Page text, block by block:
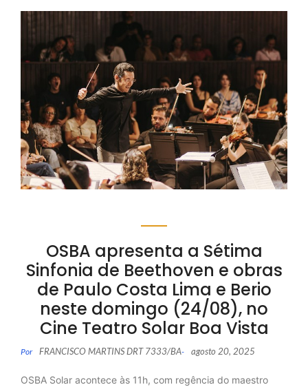
OSBA apresenta a Sétima
Sinfonia de Beethoven e obras
de Paulo Costa Lima e Berio
neste domingo (24/08), no
Cine Teatro Solar Boa Vista
Por FRANCISCO MARTINS DRT 7333/BA- agosto 20, 2025
OSBA Solar acontece às 11h, com regência do maestro